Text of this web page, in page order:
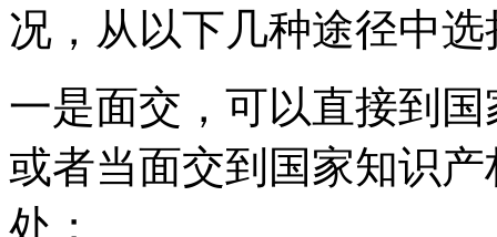
况，从以下几种途径中选
一是面交，可以直接到
或者当面交到国家知识
处；